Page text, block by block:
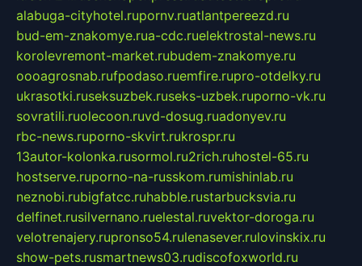
alabuga-cityhotel.rupornv.ruatlantpereezd.ru
bud-em-znakomye.rua-cdc.ruelektrostal-news.ru
korolevremont-market.rubudem-znakomye.ru
oooagrosnab.rufpodaso.ruemfire.rupro-otdelky.ru
ukrasotki.ruseksuzbek.ruseks-uzbek.ruporno-vk.ru
sovratili.ruolecoon.ruvd-dosug.ruadonyev.ru
rbc-news.ruporno-skvirt.rukrospr.ru
13autor-kolonka.rusormol.ru2rich.ruhostel-65.ru
hostserve.ruporno-na-russkom.rumishinlab.ru
neznobi.rubigfatcc.ruhabble.rustarbucksvia.ru
delfinet.rusilvernano.ruelestal.ruvektor-doroga.ru
velotrenajery.rupronso54.rulenasever.rulovinskix.ru
show-pets.rusmartnews03.rudiscofoxworld.ru